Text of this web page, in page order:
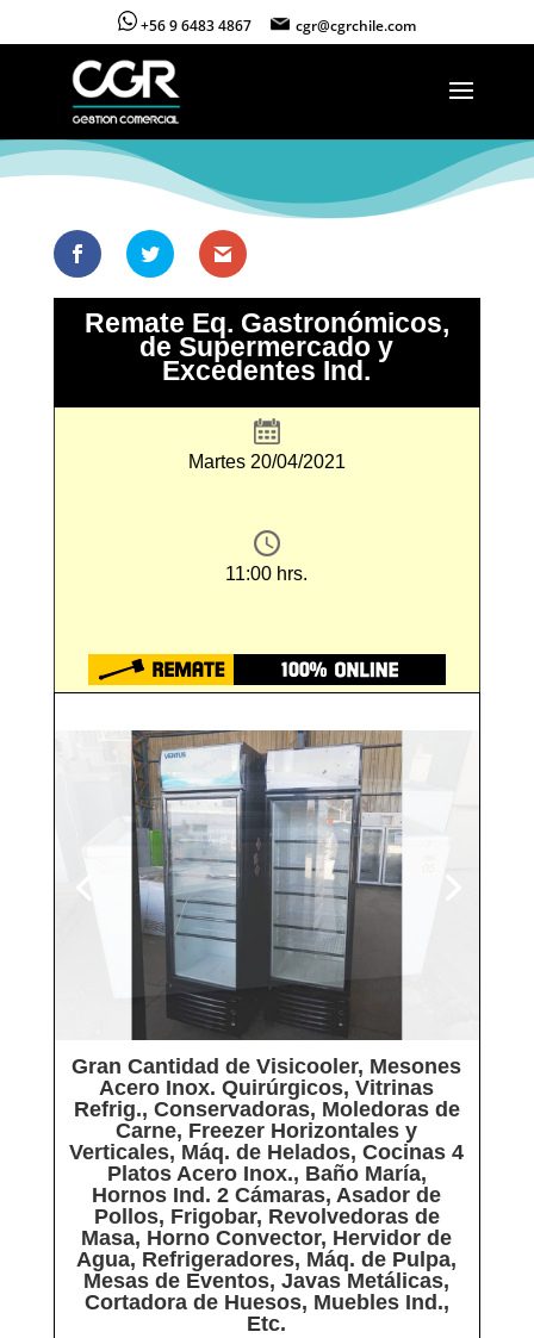
+56 9 6483 4867 cgr@cgrchile.com
Remate Eq. Gastronómicos,
de Supermercado y
Excedentes Ind.
Martes 20/04/2021
11:00 hrs.
Gran Cantidad de Visicooler, Mesones
Acero Inox. Quirúrgicos, Vitrinas
Refrig., Conservadoras, Moledoras de
Carne, Freezer Horizontales y
Verticales, Máq. de Helados, Cocinas 4
Platos Acero Inox., Baño María,
Hornos Ind. 2 Cámaras, Asador de
Pollos, Frigobar, Revolvedoras de
Masa, Horno Convector, Hervidor de
Agua, Refrigeradores, Máq. de Pulpa,
Mesas de Eventos, Javas Metálicas,
Cortadora de Huesos, Muebles Ind.,
Etc.